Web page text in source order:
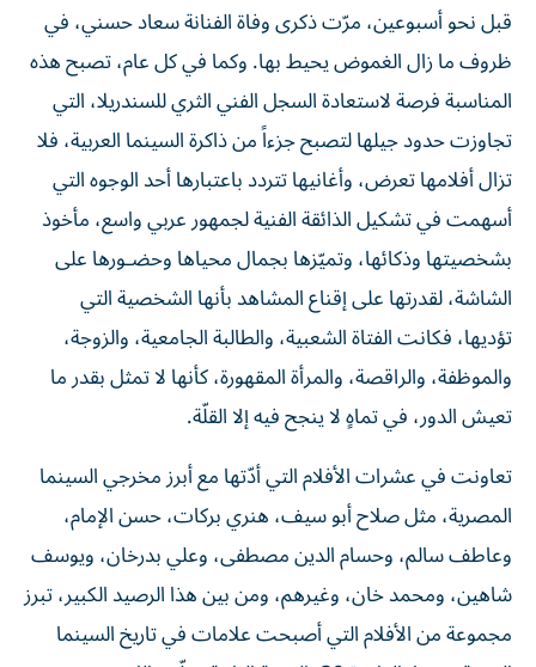
قبل نحو أسبوعين، مرّت ذكرى وفاة الفنانة سعاد حسني، في
ظروف ما زال الغموض يحيط بها. وكما في كل عام، تصبح هذه
المناسبة فرصة لاستعادة السجل الفني الثري للسندريلا، التي
تجاوزت حدود جيلها لتصبح جزءاً من ذاكرة السينما العربية، فلا
تزال أفلامها تعرض، وأغانيها تتردد باعتبارها أحد الوجوه التي
أسهمت في تشكيل الذائقة الفنية لجمهور عربي واسع، مأخوذ
بشخصيتها وذكائها، وتميّزها بجمال محياها وحضـورها على
الشاشة، لقدرتها على إقناع المشاهد بأنها الشخصية التي
تؤديها، فكانت الفتاة الشعبية، والطالبة الجامعية، والزوجة،
والموظفة، والراقصة، والمرأة المقهورة، كأنها لا تمثل بقدر ما
تعيش الدور، في تماهٍ لا ينجح فيه إلا القلّة.
تعاونت في عشرات الأفلام التي أدّتها مع أبرز مخرجي السينما
المصرية، مثل صلاح أبو سيف، هنري بركات، حسن الإمام،
وعاطف سالم، وحسام الدين مصطفى، وعلي بدرخان، ويوسف
شاهين، ومحمد خان، وغيرهم، ومن بين هذا الرصيد الكبير، تبرز
مجموعة من الأفلام التي أصبحت علامات في تاريخ السينما